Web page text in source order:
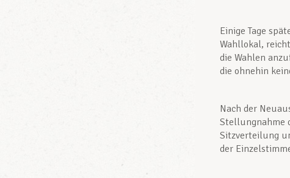
Einige Tage
Wahllokal,
die Wahlen
die ohnehin
Nach der
Stellungnahme
Sitzverteilung
der